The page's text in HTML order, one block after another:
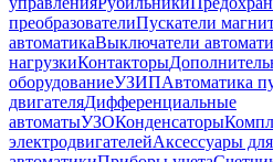
преобразователиПускатели
автоматикаВыключатели
нагрузкиКонтакторы
оборудованиеУЗИПАвтоматика
двигателяДифференциальные
автоматыУЗОКонденсаторы
электродвигателейАксессуары